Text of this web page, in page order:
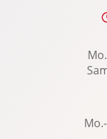
Torque
USB